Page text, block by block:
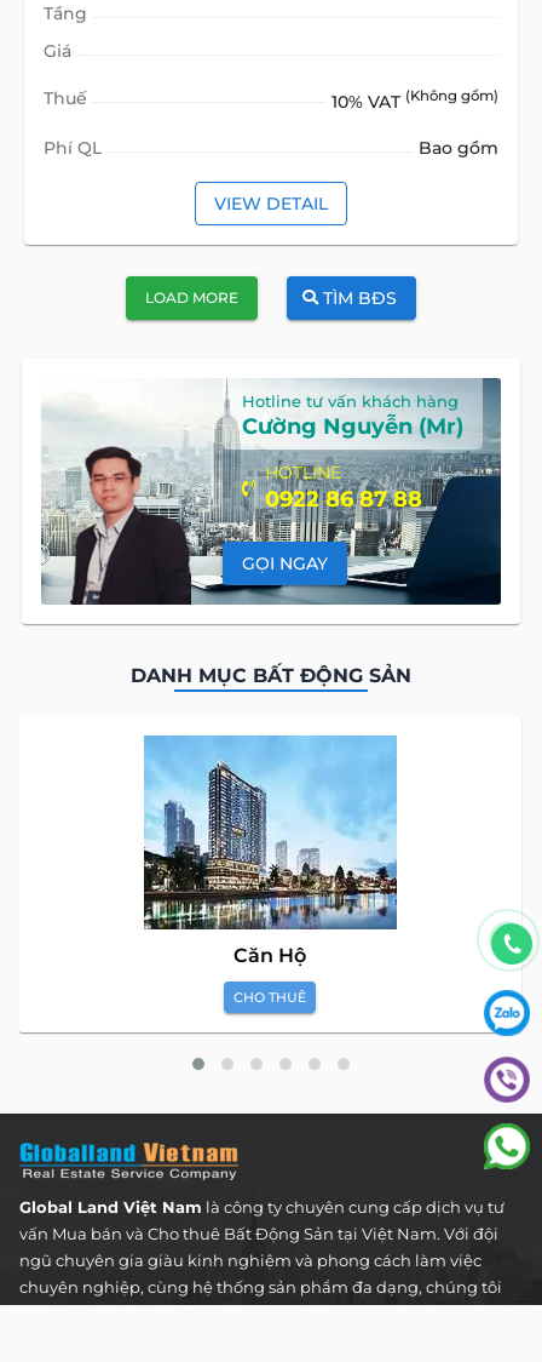
Tầng
Giá
Thuế 10% VAT (Không gồm)
Phí QL Bao gồm
VIEW DETAIL
LOAD MORE TÌM BĐS
Hotline tư vấn khách hàng
Cường Nguyễn (Mr)
HOTLINE
0922 86 87 88
GỌI NGAY
DANH MỤC BẤT ĐỘNG SẢN
Căn Hộ
CHO THUÊ
Global Land Việt Nam là công ty chuyên cung cấp dịch vụ tư
vấn Mua bán và Cho thuê Bất Động Sản tại Việt Nam. Với đội
ngũ chuyên gia giàu kinh nghiệm và phong cách làm việc
chuyên nghiệp, cùng hệ thống sản phẩm đa dạng, chúng tôi